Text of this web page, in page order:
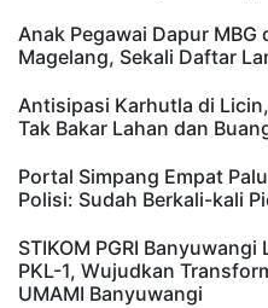
Anak Pegawai Dapur
Magelang, Sekali Daftar
Antisipasi Karhutla di
Tak Bakar Lahan dan
Portal Simpang Empat
Polisi: Sudah Berkali-kali
STIKOM PGRI
PKL-1, Wujudkan
UMAMI Banyuwangi